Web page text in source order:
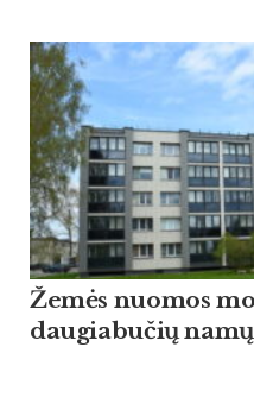
Žemės nuomos
daugiabučių